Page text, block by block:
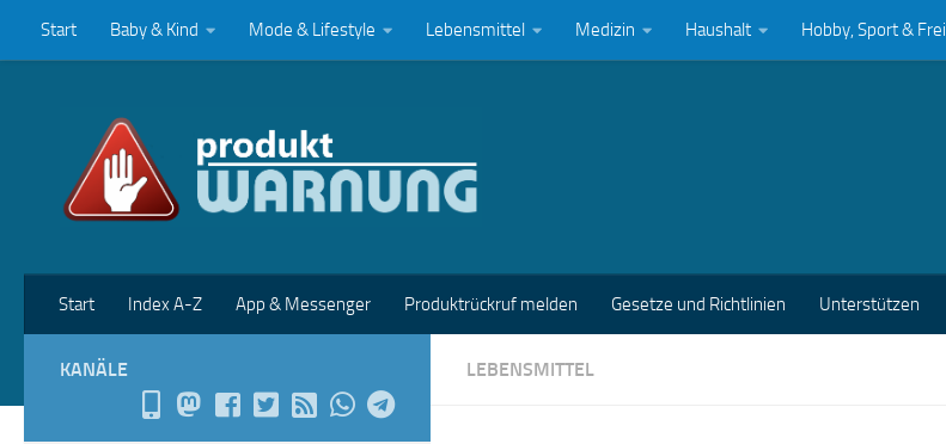
Zum Inhalt springen
Start Baby & Kind Mode & Lifestyle Lebensmittel Medizin Haushalt Hobby, Sport &
Start Index A-Z App & Messenger Produktrückruf melden Gesetze und Richtlinien Unterstützen
LEBENSMITTEL
KANÄLE